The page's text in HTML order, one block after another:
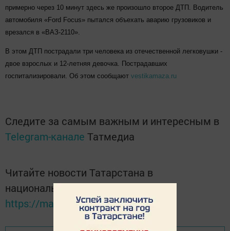
примерно через 10 минут здесь же произошло второе ДТП. Водитель
автомобиля «Ford Focus» пытался объехать аварию грузовиков и
врезался в «ВАЗ-2110».
В этом ДТП пострадали три человека из отечественной легковушки -
двое взрослых и 12-летняя девочка. Пострадавших
госпитализировали. Об этом сообщают vestikamaza.ru
Следите за самым важным и интересным в
Telegram-канале Татмедиа
Читайте новости Татарстана в
национальном мессенджере MАХ:
https://max.ru/tatmedia